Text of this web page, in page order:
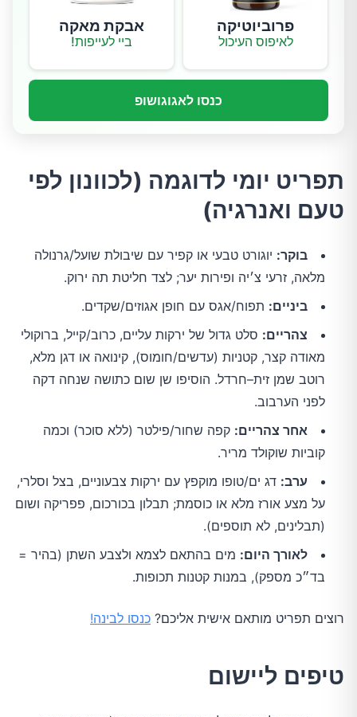
פרוביוטיקה
לאיפוס העיכול
אבקת מאקה
ביי לעייפות!
כנסו לאגוגושופ
תפריט יומי לדוגמה (לכוונון לפי
טעם ואנרגיה)
בוקר: יוגורט טבעי או קפיר עם שיבולת שועל/גרנולה
מלאה, זרעי צ׳יה ופירות יער; לצד חליטת תה ירוק.
ביניים: תפוח/אגס עם חופן אגוזים/שקדים.
צהריים: סלט גדול של ירקות עליים, כרוב/קייל, ברוקולי
מאודה קצר, קטניות (עדשים/חומוס), קינואה או דגן מלא,
רוטב שמן זית–חרדל. הוסיפו שן שום כתושה שנחה דקה
לפני הערבוב.
אחר צהריים: קפה שחור/פילטר (ללא סוכר) וכמה
קוביות שוקולד מריר.
ערב: דג ים/טופו מוקפץ עם ירקות צבעוניים, בצל וסלרי,
על מצע אורז מלא או כוסמת; תבלון בכורכום, פפריקה ושום
(תבלינים, לא תוספים).
לאורך היום: מים בהתאם לצמא ולצבע השתן (בהיר =
בד״כ מספק), במנות קטנות תכופות.
רוצים תפריט מותאם אישית אליכם? כנסו לבינה!
טיפים ליישום